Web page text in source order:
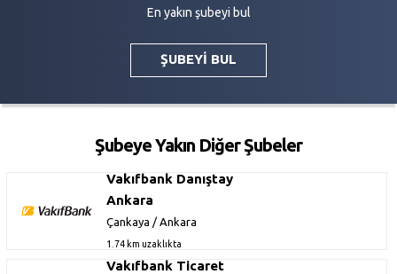
En yakın şubeyi bul
ŞUBEYİ BUL
Şubeye Yakın Diğer Şubeler
Vakıfbank Danıştay
Ankara
Çankaya / Ankara
1.74 km uzaklıkta
Vakıfbank Ticaret